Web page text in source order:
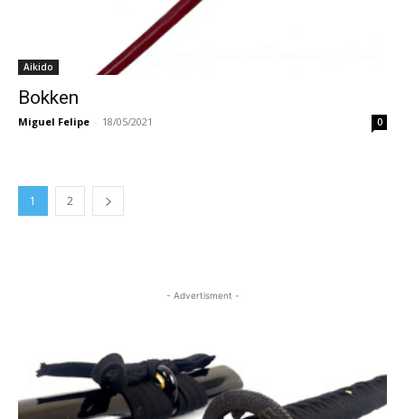
Aikido
Bokken
Miguel Felipe - 18/05/2021 0
1 2
- Advertisment -